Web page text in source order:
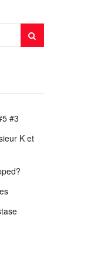
#3
K et